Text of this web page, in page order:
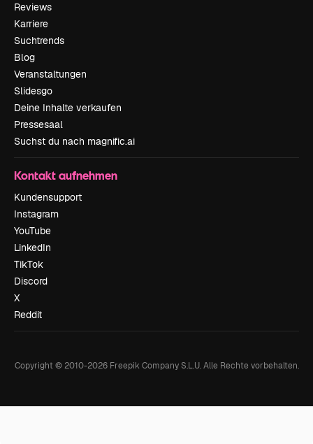
Reviews
Karriere
Suchtrends
Blog
Veranstaltungen
Slidesgo
Deine Inhalte verkaufen
Pressesaal
Suchst du nach magnific.ai
Kontakt aufnehmen
Kundensupport
Instagram
YouTube
LinkedIn
TikTok
Discord
X
Reddit
Copyright © 2010-2026Freepik Company S.L.U. Alle Rechte vorbehalten.